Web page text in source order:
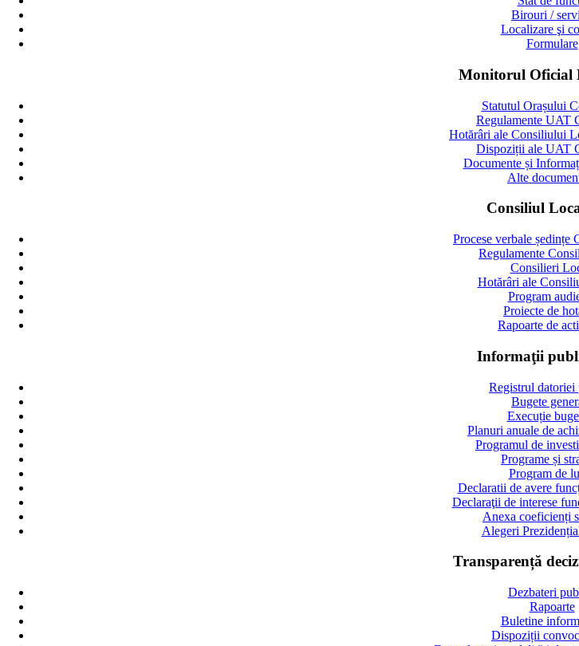
Birouri /
Localizare şi
Formulare
Monitorul Oficial
Statutul Orașului
Regulamente UAT
Hotărâri ale Consiliului
Dispoziții ale UAT
Documente și
Alte
Consiliul
Procese verbale ședințe
Regulamente
Consilieri
Hotărâri ale
Program
Proiecte de
Rapoarte de
Informaţii
Registrul datoriei
Bugete
Execuție
Planuri anuale de
Programul de
Programe și
Program de
Declaratii de avere
Declaraţii de interese
Anexa coeficienți
Alegeri
Transparență
Dezbateri
Rapoarte
Buletine
Dispoziții